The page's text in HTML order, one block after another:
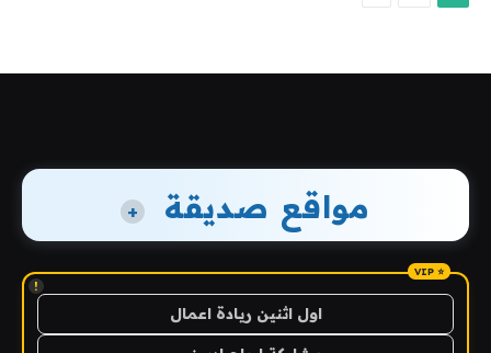
مواقع صديقة +
!
اول اثنين ريادة اعمال